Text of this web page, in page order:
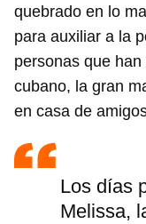
quebrado en lo
para auxiliar a la
personas que
cubano, la gran
en casa de
Los días
Melissa,